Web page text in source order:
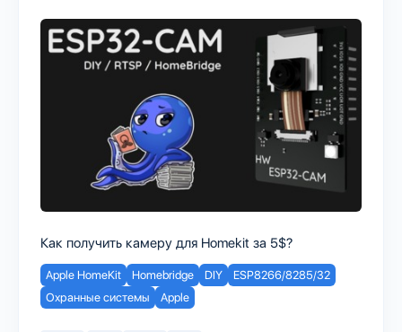
Как получить камеру для Homekit за 5$?
Apple HomeKit Homebridge DIY
ESP8266/8285/32
Охранные системы
Apple